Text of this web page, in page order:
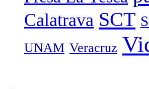
Calatrava SCT
UNAM Veracruz